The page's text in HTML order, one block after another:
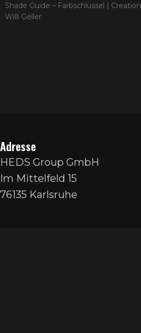
Shade Guide – Farbschlüssel | Creation
Willi Geller
Adresse
HEDS Group GmbH
Im Mittelfeld 15
76135 Karlsruhe